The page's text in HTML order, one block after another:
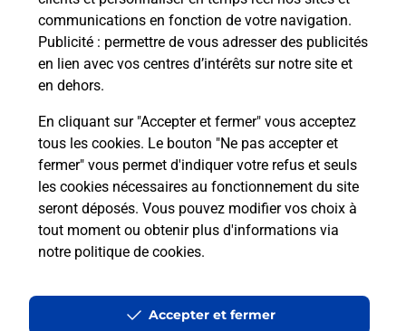
communications en fonction de votre navigation.
Publicité : permettre de vous adresser des publicités
en lien avec vos centres d’intérêts sur notre site et
en dehors.
En cliquant sur "Accepter et fermer" vous acceptez
tous les cookies. Le bouton "Ne pas accepter et
fermer" vous permet d'indiquer votre refus et seuls
les cookies nécessaires au fonctionnement du site
seront déposés. Vous pouvez modifier vos choix à
tout moment ou obtenir plus d'informations via
notre politique de cookies.
Accepter et fermer
49 Rue D Hauteville
02120 Noyales
Localiser Liste Boîtes aux lettres Aisne Noyales
Accessibilité : partiellement conforme